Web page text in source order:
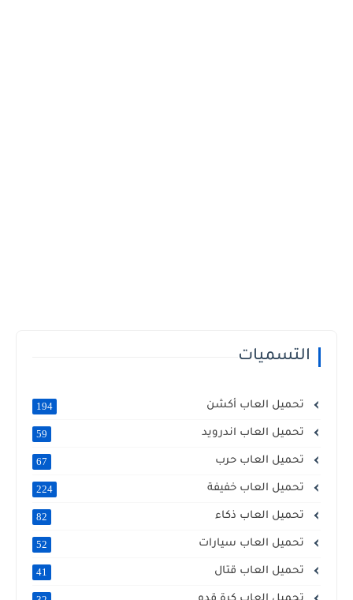
التسميات
تحميل العاب أكشن 194
تحميل العاب اندرويد 59
تحميل العاب حرب 67
تحميل العاب خفيفة 224
تحميل العاب ذكاء 82
تحميل العاب سيارات 52
تحميل العاب قتال 41